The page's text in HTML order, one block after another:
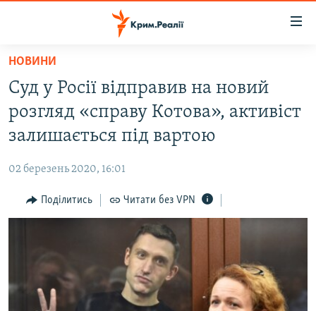
Перейти
основного
матеріалу
Перейти
до
основної
навігації
Перейти
до
ВОДА.КРИМ
ВІДЕО ТА ФОТО
БЛОГИ
ПОГЛЯД
СПЕЦПРОЕКТИ
ДЕПОРТАЦІЯ
ЯК ОБІЙТИ БЛОКУВАННЯ
НОВИНИ
Суд у Росії відправив на новий
розгляд «справу Котова», активіст
залишається під вартою
02 березень 2020, 16:01
Поділитись Читати без VPN